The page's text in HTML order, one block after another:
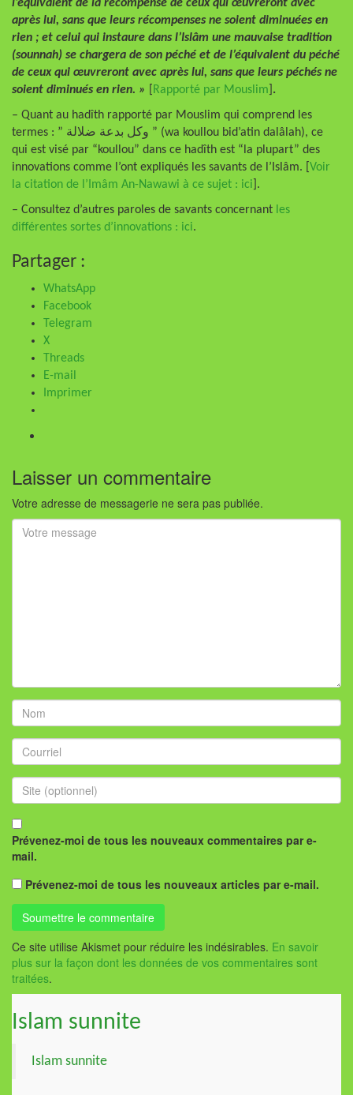
l’équivalent de la récompense de ceux qui œuvreront avec
après lui, sans que leurs récompenses ne soient diminuées en
rien ; et celui qui instaure dans l’Islâm une mauvaise tradition
(sounnah) se chargera de son péché et de l’équivalent du péché
de ceux qui œuvreront avec après lui, sans que leurs péchés ne
soient diminués en rien. »
Rapporté par Mouslim .
– Quant au hadîth rapporté par Mouslim qui comprend les
termes : ” وكل بدعة ضلالة ” (wa koullou bid’atin dalâlah), ce
qui est visé par “koullou” dans ce hadîth est “la plupart” des
innovations comme l’ont expliqués les savants de l’Islâm. [ Voir
la citation de l’Imâm An-Nawawi à ce sujet : ici ].
– Consultez d’autres paroles de savants concernant les
différentes sortes d’innovations : ici.
Partager :
WhatsApp
Facebook
Telegram
X
Threads
E-mail
Imprimer
Laisser un commentaire
Votre adresse de messagerie ne sera pas publiée.
Prévenez-moi de tous les nouveaux commentaires par e-
mail.
Prévenez-moi de tous les nouveaux articles par e-mail.
Ce site utilise Akismet pour réduire les indésirables. En savoir
plus sur la façon dont les données de vos commentaires sont
traitées.
Islam sunnite
Islam sunnite